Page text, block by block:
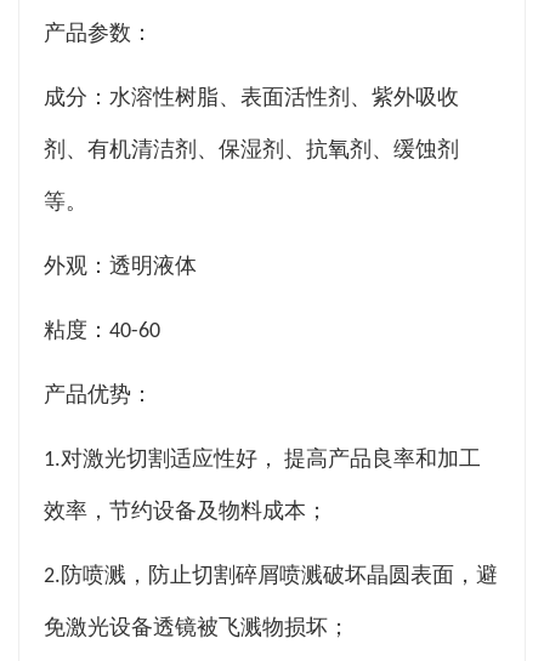
产品参数：
成分：水溶性树脂、表面活性剂、紫外吸收
剂、有机清洁剂、保湿剂、抗氧剂、缓蚀剂
等。
外观：透明液体
粘度：40-60
产品优势：
1.对激光切割适应性好， 提高产品良率和加工
效率，节约设备及物料成本；
2.防喷溅，防止切割碎屑喷溅破坏晶圆表面，避
免激光设备透镜被飞溅物损坏；